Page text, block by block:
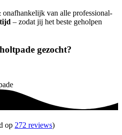
van alle professional-
– zodat jij het beste geholpen
gezocht?
op 272 reviews)